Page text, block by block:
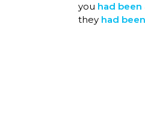
you had been
they had been